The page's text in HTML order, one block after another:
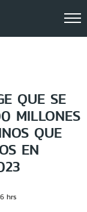
QUE SE
MILLONES
QUE
EN
hrs